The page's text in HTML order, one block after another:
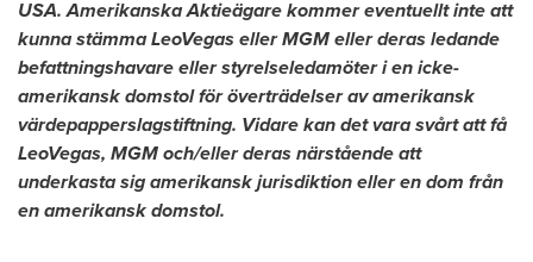
USA. Amerikanska Aktieägare kommer eventuellt inte att
kunna stämma LeoVegas eller MGM eller deras ledande
befattningshavare eller styrelseledamöter i en icke-
amerikansk domstol för överträdelser av amerikansk
värdepapperslagstiftning. Vidare kan det vara svårt att få
LeoVegas, MGM och/eller deras närstående att
underkasta sig amerikansk jurisdiktion eller en dom från
en amerikansk domstol.